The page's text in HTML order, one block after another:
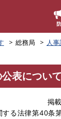
総務局 人
表について
掲
る法律第40条